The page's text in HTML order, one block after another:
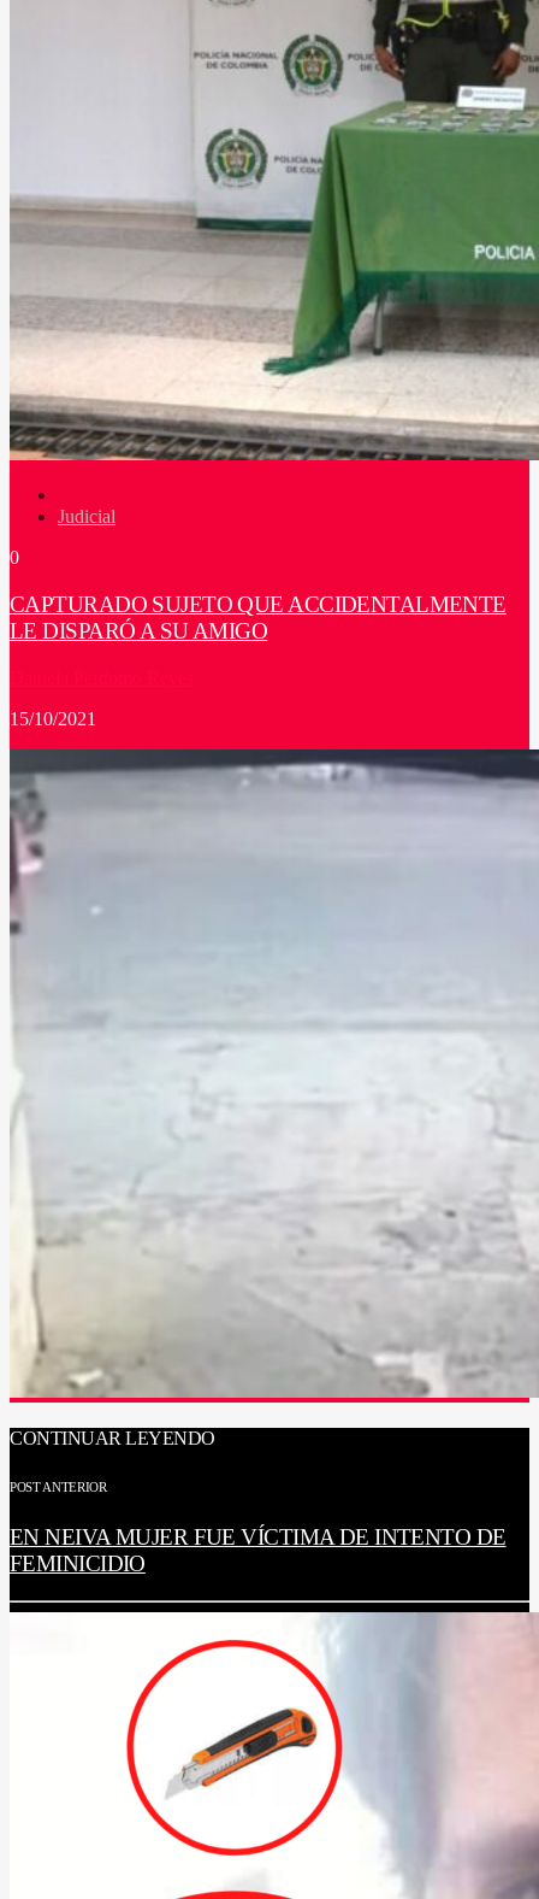
Judicial
0
CAPTURADO SUJETO QUE ACCIDENTALMENTE
LE DISPARÓ A SU AMIGO
15/10/2021
CONTINUAR LEYENDO
POST ANTERIOR
EN NEIVA MUJER FUE VÍCTIMA DE INTENTO DE
FEMINICIDIO